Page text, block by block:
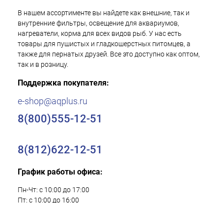
В нашем ассортименте вы найдете как внешние, так и
внутренние фильтры, освещение для аквариумов,
нагреватели, корма для всех видов рыб. У нас есть
товары для пушистых и гладкошерстных питомцев, а
также для пернатых друзей. Все это доступно как оптом,
так и в розницу.
Поддержка покупателя:
e-shop@aqplus.ru
8(800)555-12-51
8(812)622-12-51
График работы офиса:
Пн-Чт: с 10:00 до 17:00
Пт: с 10:00 до 16:00